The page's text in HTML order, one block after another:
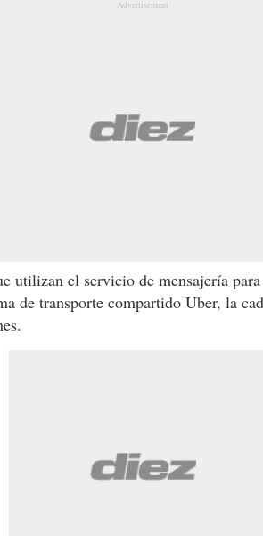
utilizan el servicio de mensajería
de transporte compartido Uber, la